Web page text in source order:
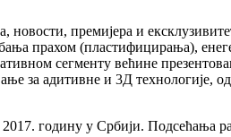
премијера и
прахом (пластифицирања),
сегменту већине
за адитивне и 3Д технологије,
годину у Србији. Подсећања